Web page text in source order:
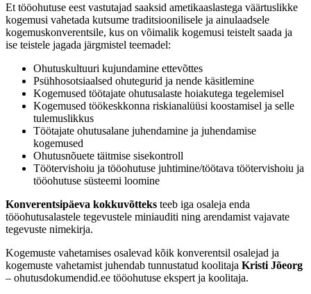
Et tööohutuse eest vastutajad saaksid ametikaaslastega väärtuslikke
kogemusi vahetada kutsume traditsioonilisele ja ainulaadsele
kogemuskonverentsile, kus on võimalik kogemusi teistelt saada ja
ise teistele jagada järgmistel teemadel:
Ohutuskultuuri kujundamine ettevõttes
Psühhosotsiaalsed ohutegurid ja nende käsitlemine
Kogemused töötajate ohutusalaste hoiakutega tegelemisel
Kogemused töökeskkonna riskianalüüsi koostamisel ja selle
tulemuslikkus
Töötajate ohutusalane juhendamine ja juhendamise
kogemused
Ohutusnõuete täitmise sisekontroll
Töötervishoiu ja tööohutuse juhtimine/töötava töötervishoiu ja
tööohutuse süsteemi loomine
Konverentsipäeva kokkuvõtteks teeb iga osaleja enda
tööohutusalastele tegevustele miniauditi ning arendamist vajavate
tegevuste nimekirja.
Kogemuste vahetamises osalevad kõik konverentsil osalejad ja
kogemuste vahetamist juhendab tunnustatud koolitaja Kristi Jõeorg
– ohutusdokumendid.ee tööohutuse ekspert ja koolitaja.